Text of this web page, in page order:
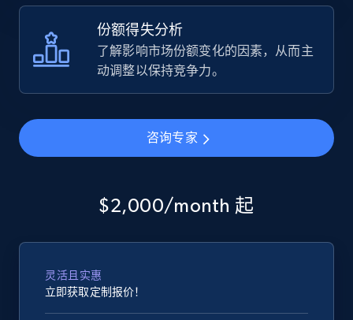
份额得失分析
了解影响市场份额变化的因素，从而主
动调整以保持竞争力。
咨询专家
$2,000/month 起
灵活且实惠
立即获取定制报价！